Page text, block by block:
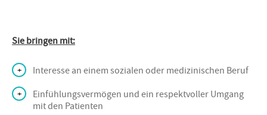
Sie bringen mit:
Interesse an einem sozialen oder medizinischen Beruf
Einfühlungsvermögen und ein respektvoller Umgang
mit den Patienten